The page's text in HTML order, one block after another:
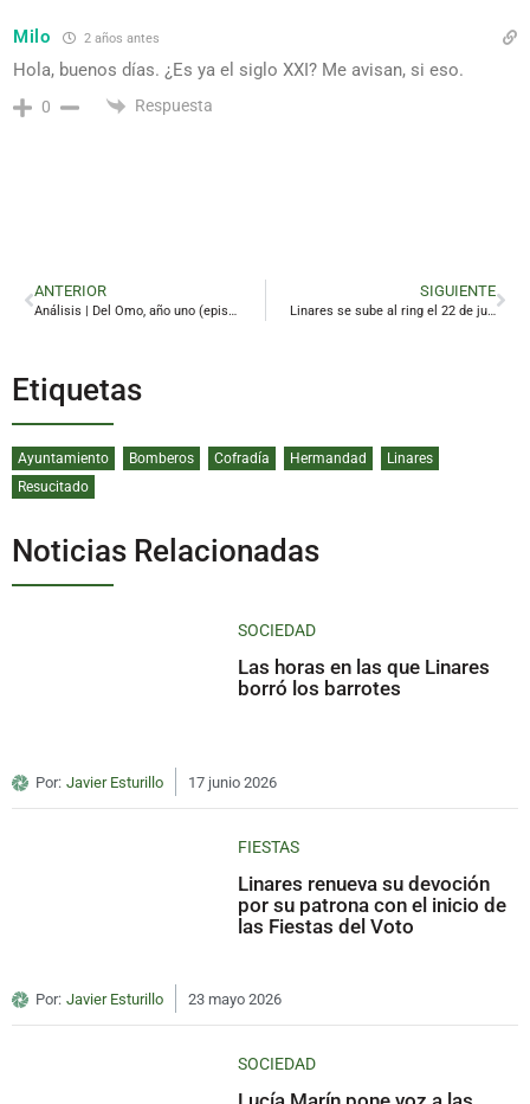
Milo 2 años antes
Hola, buenos días. ¿Es ya el siglo XXI? Me avisan, si eso.
0 Respuesta
ANTERIOR
Análisis | Del Omo, año uno (episodio III)
SIGUIENTE
Linares se sube al ring el 22 de junio
Etiquetas
Ayuntamiento Bomberos Cofradía Hermandad
Linares
Resucitado
Noticias Relacionadas
SOCIEDAD
Las horas en las que Linares
borró los barrotes
Por: Javier Esturillo 17 junio 2026
FIESTAS
Linares renueva su devoción
por su patrona con el inicio de
las Fiestas del Voto
Por: Javier Esturillo 23 mayo 2026
SOCIEDAD